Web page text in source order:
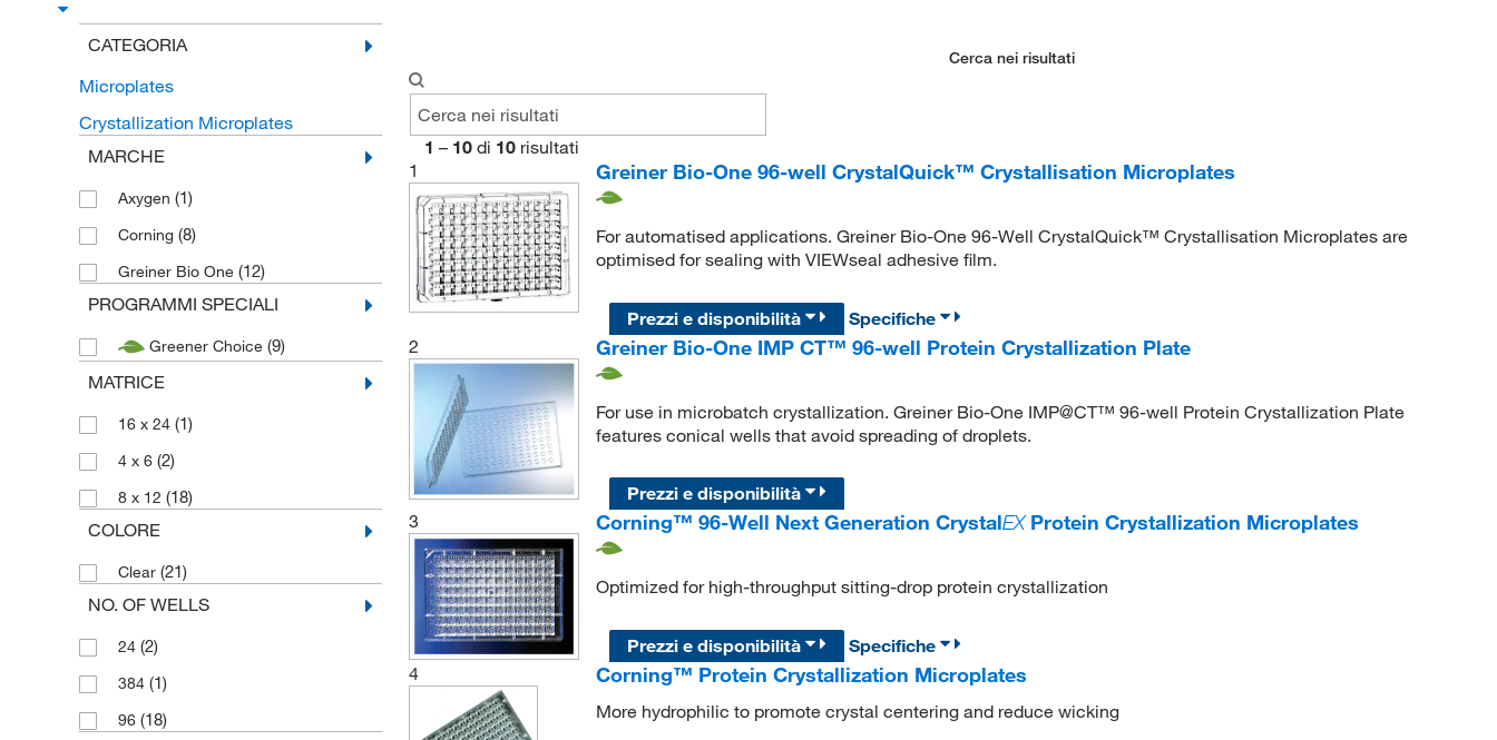
CATEGORIA
Microplates
Crystallization Microplates
MARCHE
Axygen (1)
Corning (8)
Greiner Bio One (12)
PROGRAMMI SPECIALI
Greener Choice (9)
MATRICE
16 x 24 (1)
4 x 6 (2)
8 x 12 (18)
COLORE
Clear (21)
NO. OF WELLS
24 (2)
384 (1)
96 (18)
Cerca nei risultati
1 – 10 di 10 risultati
1
Greiner Bio-One 96-well CrystalQuick™ Crystallisation Microplates
For automatised applications. Greiner Bio-One 96-Well CrystalQuick™ Crystallisation Microplates are
optimised for sealing with VIEWseal adhesive film.
Prezzi e disponibilità
Specifiche
2
Greiner Bio-One IMP CT™ 96-well Protein Crystallization Plate
For use in microbatch crystallization. Greiner Bio-One IMP@CT™ 96-well Protein Crystallization Plate
features conical wells that avoid spreading of droplets.
Prezzi e disponibilità
3
Corning™ 96-Well Next Generation CrystalEXProtein Crystallization Microplates
Optimized for high-throughput sitting-drop protein crystallization
Prezzi e disponibilità
Specifiche
4
Corning™ Protein Crystallization Microplates
More hydrophilic to promote crystal centering and reduce wicking